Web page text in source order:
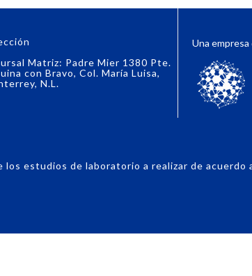
Matriz: Padre Mier 1380 Pte.
con Bravo, Col. María Luisa,
N.L.
Una empresa
estudios de laboratorio a realizar de acuerdo